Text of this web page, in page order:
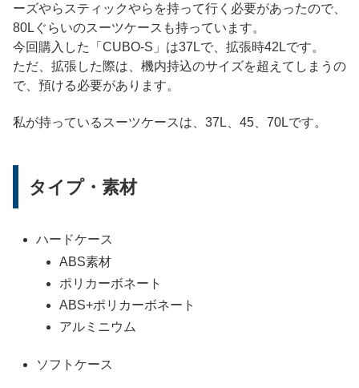
ーズやらスティックやらを持って行く必要があったので、
80Lぐらいのスーツケースも持っています。
今回購入した「CUBO-S」は37Lで、拡張時42Lです。
ただ、拡張した際は、機内持込のサイズを超えてしまうの
で、預ける必要があります。
私が持っているスーツケースは、37L、45、70Lです。
タイプ・素材
ハードケース
ABS素材
ポリカーボネート
ABS+ポリカーボネート
アルミニウム
ソフトケース